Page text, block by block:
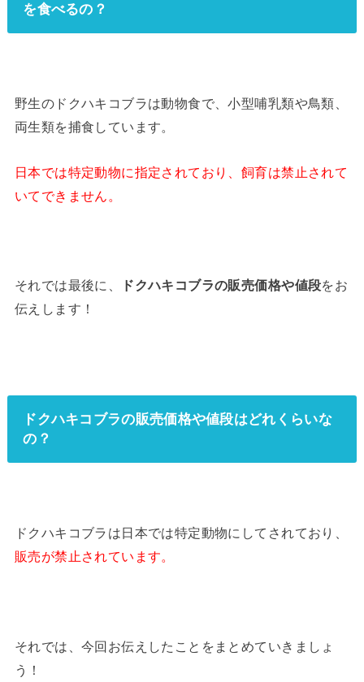
を食べるの？
野生のドクハキコブラは動物食で、小型哺乳類や鳥類、
両生類を捕食しています。
日本では特定動物に指定されており、飼育は禁止されて
いてできません。
それでは最後に、 ドクハキコブラの販売価格や値段をお
伝えします！
ドクハキコブラの販売価格や値段はどれくらいな
の？
ドクハキコブラは日本では特定動物にしてされており、
販売が禁止されています。
それでは、今回お伝えしたことをまとめていきましょ
う！